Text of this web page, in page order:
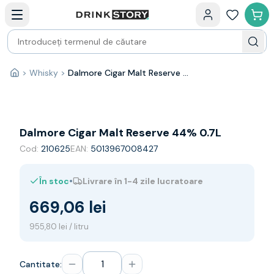
Bauturi fine — selectie
Produse Noi
Cosuri cadou
Pachete & Cadouri
Vin
Franta
Spania
Australia
Noua Zeelanda
Sampanie
Acasă
> Whisky > Dalmore Cigar Malt Reserve 44% 0.7L
Dalmore Cigar Malt Reserve 44% 0.7L
Cod: 210625EAN: 5013967008427
În stoc• Livrare în 1-4 zile lucratoare
669,06 lei
955,80 lei / litru
Cantitate: